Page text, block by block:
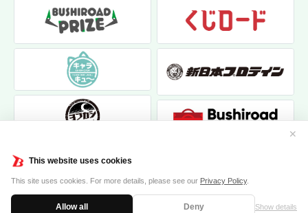
This website uses cookies
This site uses cookies. For more details, please see our Privacy Policy.
Allow all Deny Show details
✕